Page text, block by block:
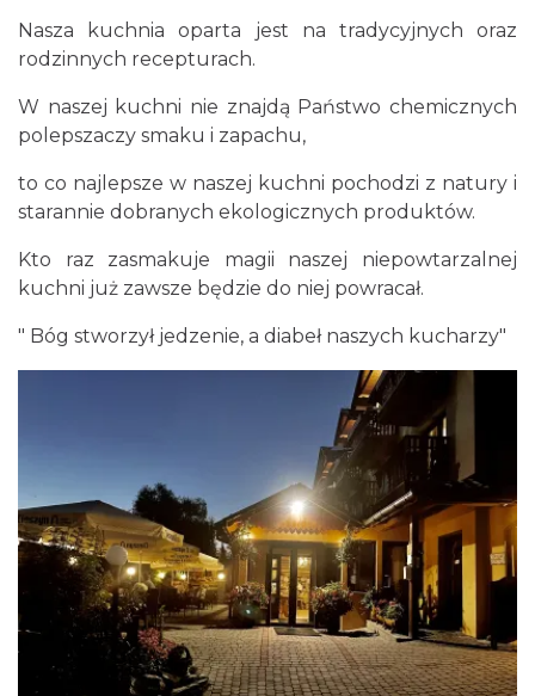
Nasza kuchnia oparta jest na tradycyjnych oraz
rodzinnych recepturach.
W naszej kuchni nie znajdą Państwo chemicznych
polepszaczy smaku i zapachu,
to co najlepsze w naszej kuchni pochodzi z natury i
starannie dobranych ekologicznych produktów.
Kto raz zasmakuje magii naszej niepowtarzalnej
kuchni już zawsze będzie do niej powracał.
" Bóg stworzył jedzenie, a diabeł naszych kucharzy"